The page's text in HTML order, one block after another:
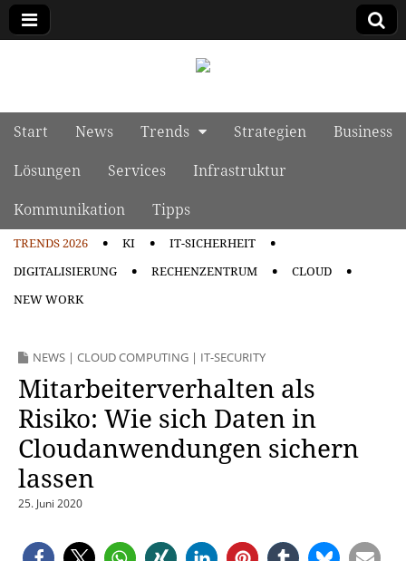
Main menu
Skip to content
Start News Trends Strategien
Business
Lösungen
Services
Infrastruktur
Kommunikation
Tipps
TRENDS 2026 KI
IT-SICHERHEIT
DIGITALISIERUNG
RECHENZENTRUM
CLOUD
NEW WORK
NEWS | CLOUD COMPUTING | IT-SECURITY
Mitarbeiterverhalten als
Risiko: Wie sich Daten in
Cloudanwendungen sichern
lassen
25. Juni 2020